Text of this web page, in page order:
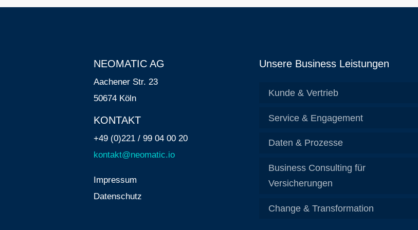
NEOMATIC AG
Aachener Str. 23
50674 Köln
KONTAKT
+49 (0)221 / 99 04 00 20
kontakt@neomatic.io
Impressum
Datenschutz
Unsere Business Leistungen
Kunde & Vertrieb
Service & Engagement
Daten & Prozesse
Business Consulting für
Versicherungen
Change & Transformation